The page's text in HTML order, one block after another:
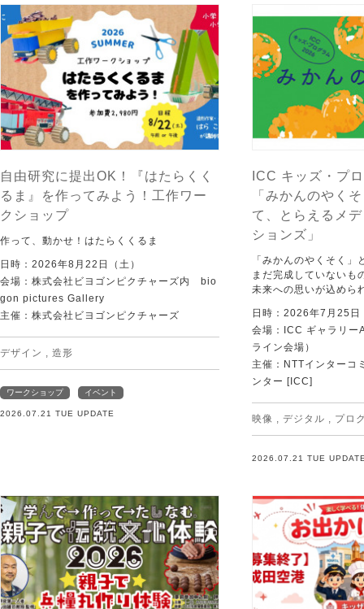
自由研究に提出OK！『はたらくく
るま』を作ってみよう！工作ワー
クショップ
作って、動かせ！はたらくくるま
日時：2026年8月22日（土）
会場：株式会社ビヨゴンピクチャーズ内 bio
gon pictures Gallery
主催：株式会社ビヨゴンピクチャーズ
デザイン , 造形
ワークショップ イベント
2026.07.21 TUE UPDATE
ICC キッズ・プ
「みかんのやく
て、とらえるメ
ションズ」
「みかんのやくそく
まだ完成していないも
未来への思いが込めら
日時：2026年7月25
会場：ICC ギャラリー
ライン会場）
主催：NTTインターコ
ンター [ICC]
映像 , デジタル , プロ
2026.07.21 TUE